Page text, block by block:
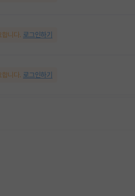
니다. 로그인하기
니다. 로그인하기